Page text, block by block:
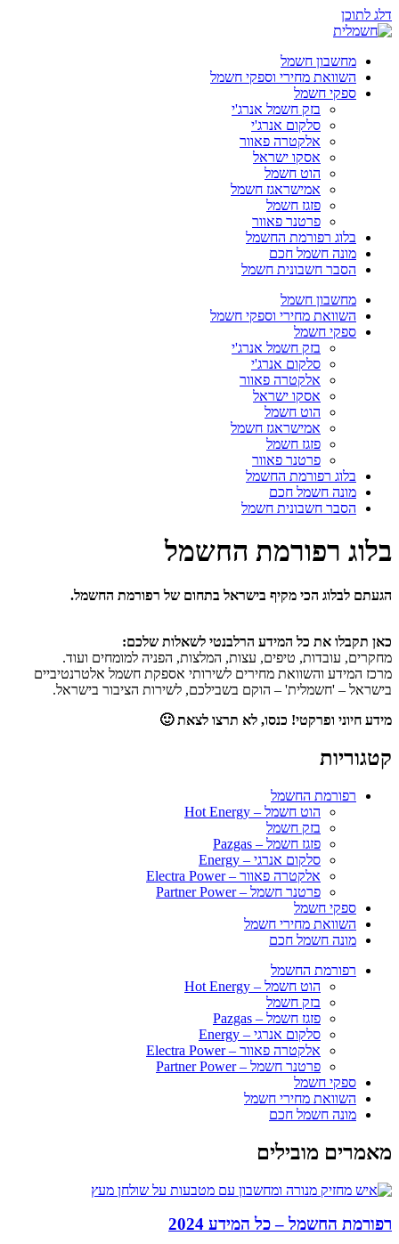
דלג לתוכן
מחשבון חשמל
השוואת מחירי וספקי חשמל
ספקי חשמל
בזק חשמל אנרג'י
סלקום אנרג'י
אלקטרה פאוור
אסקו ישראל
הוט חשמל
אמישראגז חשמל
פזגז חשמל
פרטנר פאוור
בלוג רפורמת החשמל
מונה חשמל חכם
הסבר חשבונית חשמל
מחשבון חשמל
השוואת מחירי וספקי חשמל
ספקי חשמל
בזק חשמל אנרג'י
סלקום אנרג'י
אלקטרה פאוור
אסקו ישראל
הוט חשמל
אמישראגז חשמל
פזגז חשמל
פרטנר פאוור
בלוג רפורמת החשמל
מונה חשמל חכם
הסבר חשבונית חשמל
בלוג רפורמת החשמל
הגעתם לבלוג הכי מקיף בישראל בתחום של רפורמת החשמל.
כאן תקבלו את כל המידע הרלבנטי לשאלות שלכם:
מחקרים, עובדות, טיפים, עצות, המלצות, הפניה למומחים ועוד.
מרכז המידע והשוואת מחירים לשירותי אספקת חשמל אלטרנטיביים
בישראל – 'חשמלית' – הוקם בשבילכם, לשירות הציבור בישראל.
מידע חיוני ופרקטי! כנסו, לא תרצו לצאת 🙂
קטגוריות
רפורמת החשמל
הוט חשמל – Hot Energy
בזק חשמל
פזגז חשמל – Pazgas
סלקום אנרגי​ – Energy
אלקטרה פאוור – Electra Power
פרטנר חשמל – Partner Power
ספקי חשמל
השוואת מחירי חשמל
מונה חשמל חכם
רפורמת החשמל
הוט חשמל – Hot Energy
בזק חשמל
פזגז חשמל – Pazgas
סלקום אנרגי​ – Energy
אלקטרה פאוור – Electra Power
פרטנר חשמל – Partner Power
ספקי חשמל
השוואת מחירי חשמל
מונה חשמל חכם
מאמרים מובילים
רפורמת החשמל – כל המידע 2024